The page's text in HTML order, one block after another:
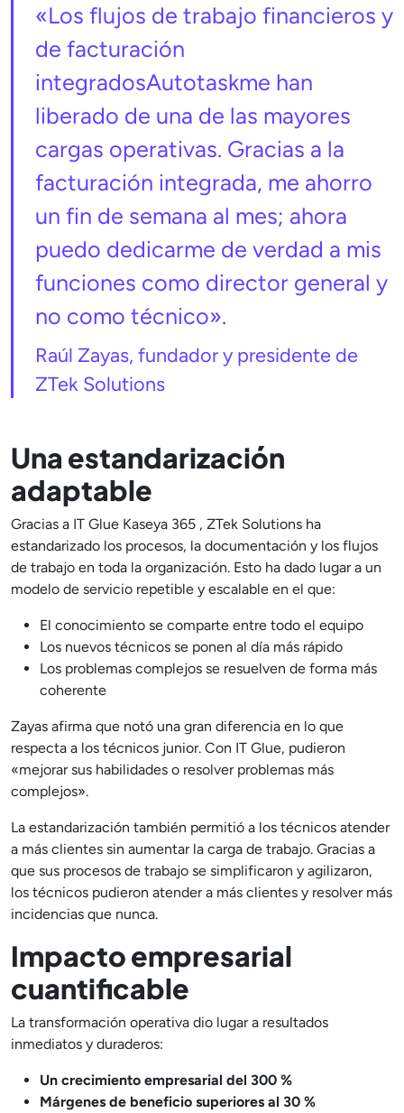
«Los flujos de trabajo financieros y
de facturación
integradosAutotaskme han
liberado de una de las mayores
cargas operativas. Gracias a la
facturación integrada, me ahorro
un fin de semana al mes; ahora
puedo dedicarme de verdad a mis
funciones como director general y
no como técnico».
Raúl Zayas, fundador y presidente de
ZTek Solutions
Una estandarización
adaptable
Gracias a IT Glue Kaseya 365 , ZTek Solutions ha
estandarizado los procesos, la documentación y los flujos
de trabajo en toda la organización. Esto ha dado lugar a un
modelo de servicio repetible y escalable en el que:
El conocimiento se comparte entre todo el equipo
Los nuevos técnicos se ponen al día más rápido
Los problemas complejos se resuelven de forma más
coherente
Zayas afirma que notó una gran diferencia en lo que
respecta a los técnicos junior. Con IT Glue, pudieron
«mejorar sus habilidades o resolver problemas más
complejos».
La estandarización también permitió a los técnicos atender
a más clientes sin aumentar la carga de trabajo. Gracias a
que sus procesos de trabajo se simplificaron y agilizaron,
los técnicos pudieron atender a más clientes y resolver más
incidencias que nunca.
Impacto empresarial
cuantificable
La transformación operativa dio lugar a resultados
inmediatos y duraderos:
Un crecimiento empresarial del 300 %
Márgenes de beneficio superiores al 30 %